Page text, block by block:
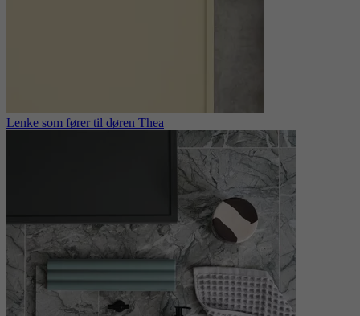
Lenke som fører til døren Thea